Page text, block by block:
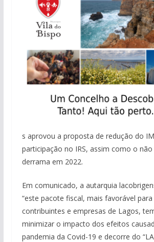
s aprovou a proposta de redução do
participação no IRS, assim como o
derrama em 2022.
Em comunicado, a autarquia
“este pacote fiscal, mais favorável para
contribuintes e empresas de Lagos,
minimizar o impacto dos efeitos
pandemia da Covid-19 e decorre do